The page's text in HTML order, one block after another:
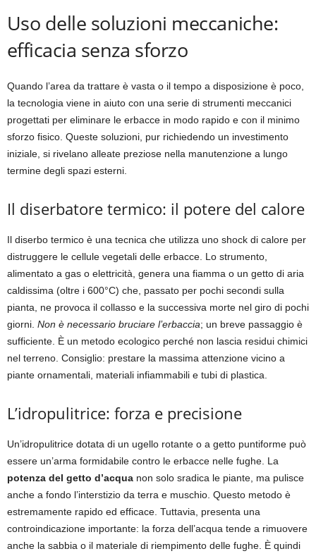
Uso delle soluzioni meccaniche:
efficacia senza sforzo
Quando l’area da trattare è vasta o il tempo a disposizione è poco,
la tecnologia viene in aiuto con una serie di strumenti meccanici
progettati per eliminare le erbacce in modo rapido e con il minimo
sforzo fisico. Queste soluzioni, pur richiedendo un investimento
iniziale, si rivelano alleate preziose nella manutenzione a lungo
termine degli spazi esterni.
Il diserbatore termico: il potere del calore
Il diserbo termico è una tecnica che utilizza uno shock di calore per
distruggere le cellule vegetali delle erbacce. Lo strumento,
alimentato a gas o elettricità, genera una fiamma o un getto di aria
caldissima (oltre i 600°C) che, passato per pochi secondi sulla
pianta, ne provoca il collasso e la successiva morte nel giro di pochi
giorni. Non è necessario bruciare l’erbaccia; un breve passaggio è
sufficiente. È un metodo ecologico perché non lascia residui chimici
nel terreno. Consiglio: prestare la massima attenzione vicino a
piante ornamentali, materiali infiammabili e tubi di plastica.
L’idropulitrice: forza e precisione
Un’idropulitrice dotata di un ugello rotante o a getto puntiforme può
essere un’arma formidabile contro le erbacce nelle fughe. La
potenza del getto d’acqua non solo sradica le piante, ma pulisce
anche a fondo l’interstizio da terra e muschio. Questo metodo è
estremamente rapido ed efficace. Tuttavia, presenta una
controindicazione importante: la forza dell’acqua tende a rimuovere
anche la sabbia o il materiale di riempimento delle fughe. È quindi